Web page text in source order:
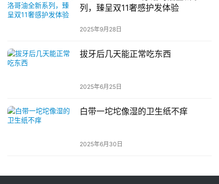
列，臻呈双11奢感护发体验
2025年9月28日
拔牙后几天能正常吃东西
2025年6月25日
白带一坨坨像湿的卫生纸不痒
2025年6月30日